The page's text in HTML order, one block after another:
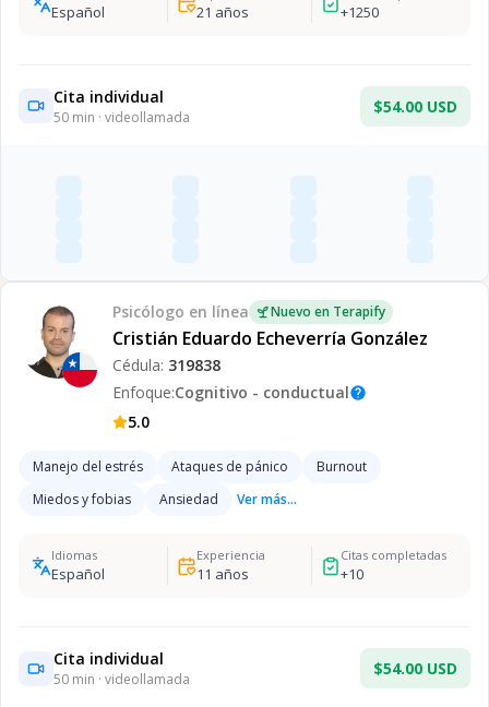
Español 21 años +1250
Cita individual
50 min · videollamada
$54.00 USD
Psicólogo en línea Nuevo en Terapify
Cristián Eduardo Echeverría González
Cédula: 319838
Enfoque:Cognitivo - conductualhelp
5.0
Manejo del estrés Ataques de pánico
Burnout
Miedos y fobias
Ansiedad Ver más...
Idiomas
Español
Experiencia
11 años
Citas completadas
+10
Cita individual
50 min · videollamada
$54.00 USD